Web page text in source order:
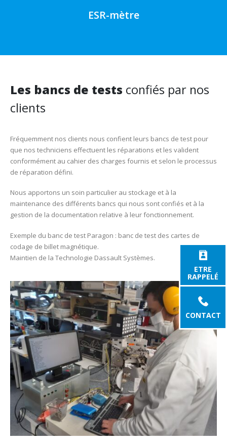
ETRE
RAPPELÉ
CONTACT
ESR-mètre
Les bancs de tests confiés par nos
clients
Fréquemment nos clients nous confient leurs bancs de test pour
que nos techniciens effectuent les réparations et les valident
conformément au cahier des charges fournis et selon le processus
de réparation défini.
Nous apportons un soin particulier au stockage et à la
maintenance des différents bancs qui nous sont confiés et à la
gestion de la documentation relative à leur fonctionnement.
Exemple du banc de test Paragon : banc de test des cartes de
codage de billet magnétique.
Maintien de la Technologie Dassault Systèmes.